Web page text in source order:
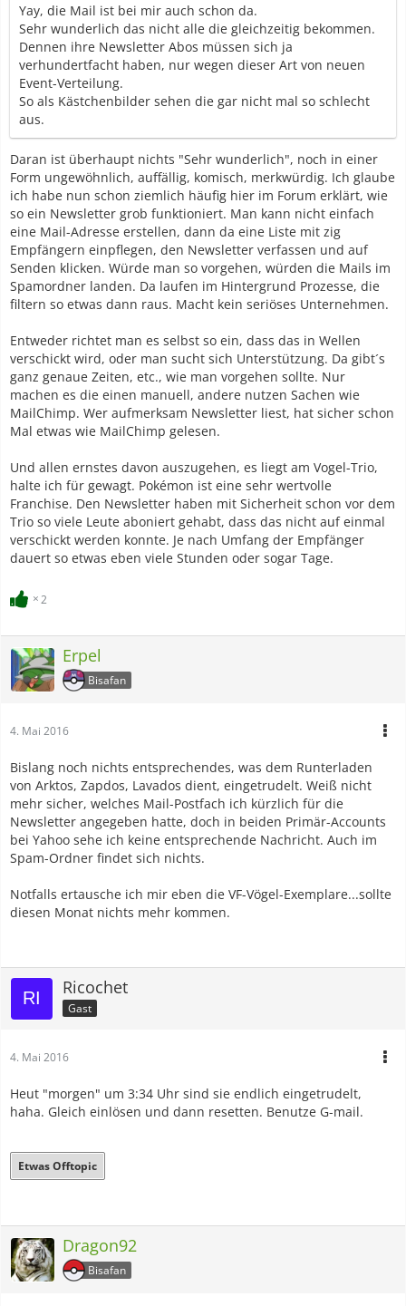
Yay, die Mail ist bei mir auch schon da.
Sehr wunderlich das nicht alle die gleichzeitig bekommen.
Dennen ihre Newsletter Abos müssen sich ja
verhundertfacht haben, nur wegen dieser Art von neuen
Event-Verteilung.
So als Kästchenbilder sehen die gar nicht mal so schlecht
aus.
Daran ist überhaupt nichts "Sehr wunderlich", noch in einer
Form ungewöhnlich, auffällig, komisch, merkwürdig. Ich glaube
ich habe nun schon ziemlich häufig hier im Forum erklärt, wie
so ein Newsletter grob funktioniert. Man kann nicht einfach
eine Mail-Adresse erstellen, dann da eine Liste mit zig
Empfängern einpflegen, den Newsletter verfassen und auf
Senden klicken. Würde man so vorgehen, würden die Mails im
Spamordner landen. Da laufen im Hintergrund Prozesse, die
filtern so etwas dann raus. Macht kein seriöses Unternehmen.
Entweder richtet man es selbst so ein, dass das in Wellen
verschickt wird, oder man sucht sich Unterstützung. Da gibt´s
ganz genaue Zeiten, etc., wie man vorgehen sollte. Nur
machen es die einen manuell, andere nutzen Sachen wie
MailChimp. Wer aufmerksam Newsletter liest, hat sicher schon
Mal etwas wie MailChimp gelesen.
Und allen ernstes davon auszugehen, es liegt am Vogel-Trio,
halte ich für gewagt. Pokémon ist eine sehr wertvolle
Franchise. Den Newsletter haben mit Sicherheit schon vor dem
Trio so viele Leute aboniert gehabt, dass das nicht auf einmal
verschickt werden konnte. Je nach Umfang der Empfänger
dauert so etwas eben viele Stunden oder sogar Tage.
2
Erpel
Bisafan
4. Mai 2016
Bislang noch nichts entsprechendes, was dem Runterladen
von Arktos, Zapdos, Lavados dient, eingetrudelt. Weiß nicht
mehr sicher, welches Mail-Postfach ich kürzlich für die
Newsletter angegeben hatte, doch in beiden Primär-Accounts
bei Yahoo sehe ich keine entsprechende Nachricht. Auch im
Spam-Ordner findet sich nichts.
Notfalls ertausche ich mir eben die VF-Vögel-Exemplare...sollte
diesen Monat nichts mehr kommen.
Ricochet
Gast
4. Mai 2016
Heut "morgen" um 3:34 Uhr sind sie endlich eingetrudelt,
haha. Gleich einlösen und dann resetten. Benutze G-mail.
Etwas Offtopic
Dragon92
Bisafan